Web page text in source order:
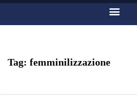
Tag: femminilizzazione